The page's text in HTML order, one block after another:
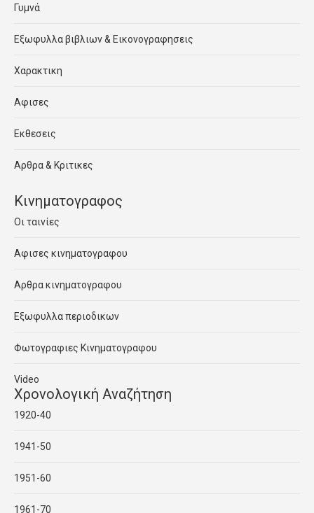
Γυμνά
Εξωφυλλα βιβλιων & Εικονογραφησεις
Χαρακτικη
Αφισες
Εκθεσεις
Αρθρα & Κριτικες
Κινηματογραφος
Οι ταινίες
Αφισες κινηματογραφου
Αρθρα κινηματογραφου
Εξωφυλλα περιοδικων
Φωτογραφιες Κινηματογραφου
Video
Χρονολογική Αναζήτηση
1920-40
1941-50
1951-60
1961-70